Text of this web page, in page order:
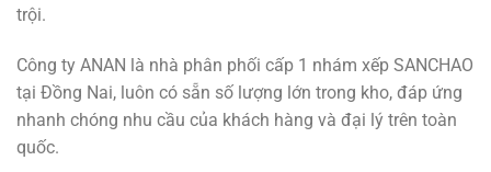
trội.
Công ty ANAN là nhà phân phối cấp 1 nhám xếp SANCHAO
tại Đồng Nai, luôn có sẵn số lượng lớn trong kho, đáp ứng
nhanh chóng nhu cầu của khách hàng và đại lý trên toàn
quốc.